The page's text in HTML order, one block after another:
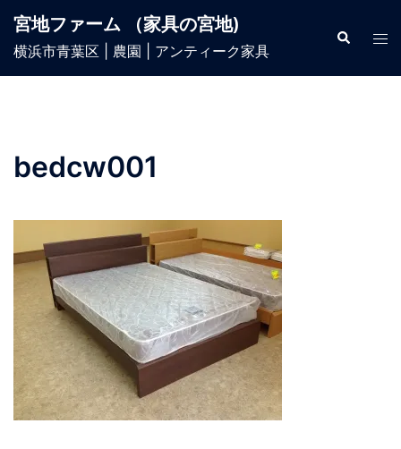
宮地ファーム （家具の宮地)
横浜市青葉区 | 農園 | アンティーク家具
bedcw001